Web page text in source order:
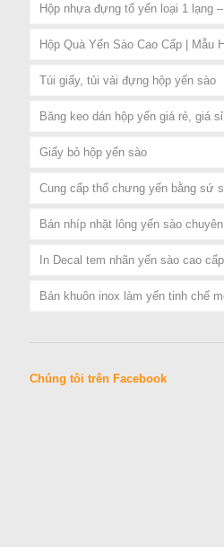
Hộp nhựa đựng tổ yến loại 1 lạng
Hộp Quà Yến Sào Cao Cấp | Mẫu
Túi giấy, tủi vải đựng hộp yến sào
Băng keo dán hộp yến giá rẻ, giá
Giấy bỏ hộp yến sào
Cung cấp thố chưng yến bằng sứ
Bán nhíp nhặt lông yến sào
In Decal tem nhãn yến sào cao
Bán khuôn inox làm yến tinh chế
Chúng tôi trên Facebook